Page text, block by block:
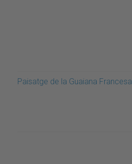
Paisatge de la Guaiana Francesa